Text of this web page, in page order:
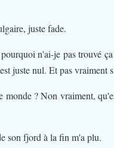
juste fade.
n'ai-je pas trouvé
juste nul. Et pas vraiment
? Non vraiment,
son fjord à la fin m'a plu.